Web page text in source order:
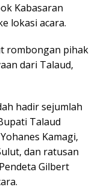
Kabasaran
lokasi acara.
rombongan pihak
dari Talaud,
hadir sejumlah
Talaud
Kamagi,
dan ratusan
Gilbert